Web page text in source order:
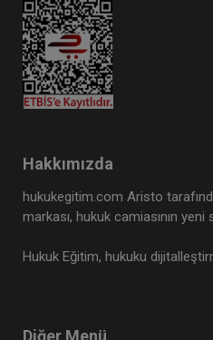
Hakkımızda
hukukegitim.com Aristo
markası, hukuk camiasının yeni
Hukuk Eğitim, hukuku
Diğer Menü